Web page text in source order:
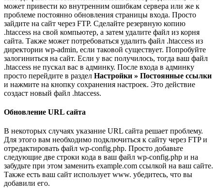
может привести ко внутренним ошибкам сервера или же к
проблеме постоянно обновления страницы входа. Просто
зайдите на сайт через FTP. Сделайте резервную копию
.htaccess на свой компьютер, а затем удалите файл из корня
сайта. Также может потребоваться удалить файл .htaccess из
директории wp-admin, если таковой существует. Попробуйте
залогиниться на сайт. Если у вас получилось, тогда ваш файл
.htaccess не пускал вас в админку. После входа в админку
просто перейдите в раздел Настройки » Постоянные ссылки
и нажмите на кнопку сохранения настроек. Это действие
создаст новый файл .htaccess.
Обновление URL сайта
В некоторых случаях указание URL сайта решает проблему.
Для этого вам необходимо подключиться к сайту через FTP и
отредактировать файл wp-config.php. Просто добавьте
следующие две строки кода в ваш файл wp-config.php и на
забудьте при этом заменить example.com ссылкой на ваш сайте.
Также есть ваш сайт использует www. убедитесь, что вы
добавили его.